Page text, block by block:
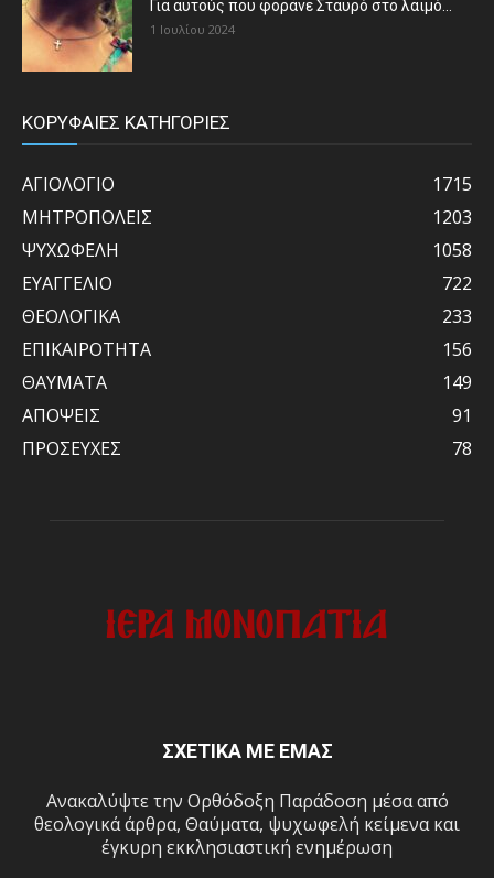
Για αυτούς που φοράνε Σταυρό στο λαιμό…
1 Ιουλίου 2024
ΚΟΡΥΦΑΙΕΣ ΚΑΤΗΓΟΡΙΕΣ
ΑΓΙΟΛΟΓΙΟ
1715
ΜΗΤΡΟΠΟΛΕΙΣ
1203
ΨΥΧΩΦΕΛΗ
1058
ΕΥΑΓΓΕΛΙΟ
722
ΘΕΟΛΟΓΙΚΑ
233
ΕΠΙΚΑΙΡΟΤΗΤΑ
156
ΘΑΥΜΑΤΑ
149
ΑΠΟΨΕΙΣ
91
ΠΡΟΣΕΥΧΕΣ
78
ΣΧΕΤΙΚΑ ΜΕ ΕΜΑΣ
Ανακαλύψτε την Ορθόδοξη Παράδοση μέσα από
θεολογικά άρθρα, Θαύματα, ψυχωφελή κείμενα και
έγκυρη εκκλησιαστική ενημέρωση